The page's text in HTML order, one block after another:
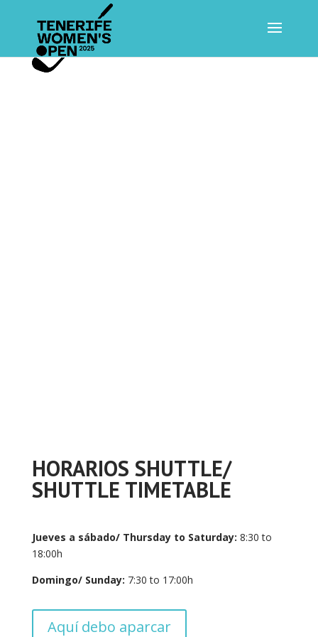
HORARIOS SHUTTLE/
SHUTTLE TIMETABLE
Jueves a sábado/ Thursday to Saturday: 8:30 to
18:00h
Domingo/ Sunday: 7:30 to 17:00h
Aquí debo aparcar